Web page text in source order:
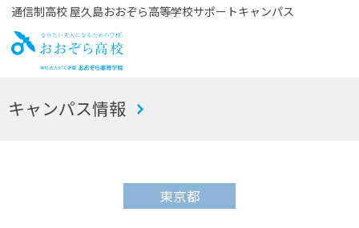
通信制高校 屋久島おおぞら高等学校サポートキャンパス
お
キャンパス情報
東京都